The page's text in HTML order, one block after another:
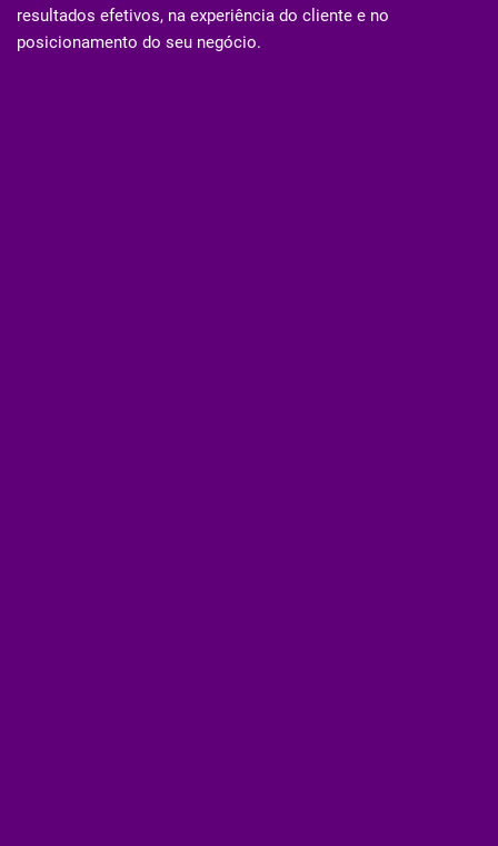
resultados efetivos, na experiência do cliente e no
posicionamento do seu negócio.